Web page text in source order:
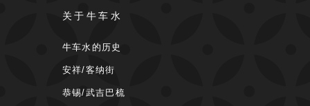
关于牛车水
牛车水的历史
安祥/客纳街
恭锡/武吉巴梳